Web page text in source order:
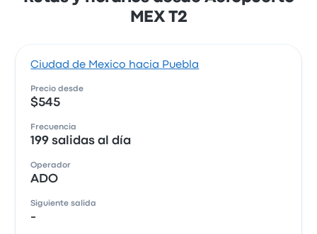
MEX T2
Ciudad de Mexico hacia Puebla
Precio desde
$545
Frecuencia
199 salidas al día
Operador
ADO
Siguiente salida
-